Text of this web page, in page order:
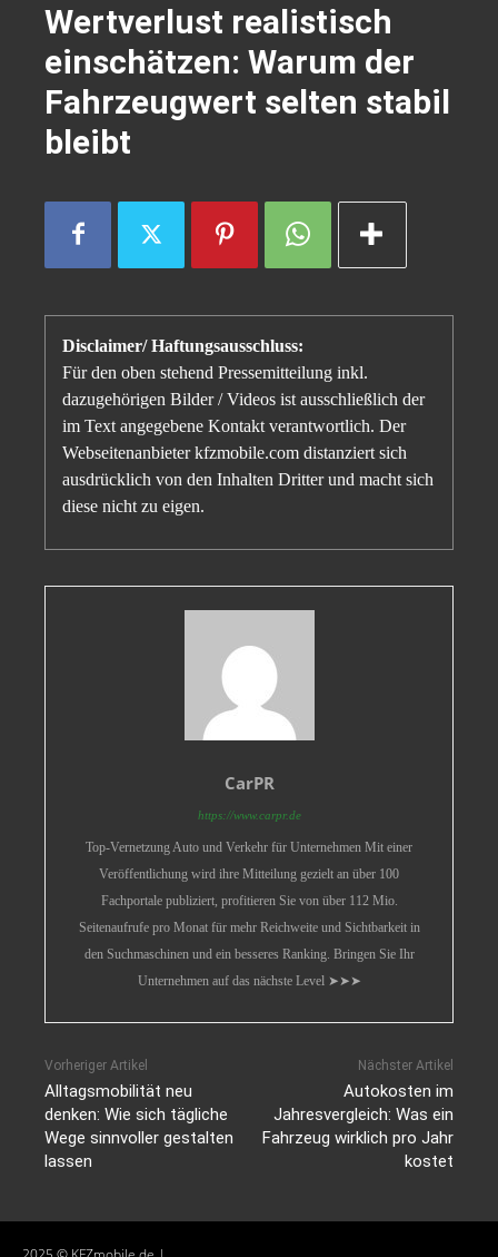
Wertverlust realistisch
einschätzen: Warum der
Fahrzeugwert selten stabil
bleibt
Disclaimer/ Haftungsausschluss:
Für den oben stehend Pressemitteilung inkl.
dazugehörigen Bilder / Videos ist ausschließlich der
im Text angegebene Kontakt verantwortlich. Der
Webseitenanbieter kfzmobile.com distanziert sich
ausdrücklich von den Inhalten Dritter und macht sich
diese nicht zu eigen.
CarPR
https://www.carpr.de
Top-Vernetzung Auto und Verkehr für Unternehmen Mit einer
Veröffentlichung wird ihre Mitteilung gezielt an über 100
Fachportale publiziert, profitieren Sie von über 112 Mio.
Seitenaufrufe pro Monat für mehr Reichweite und Sichtbarkeit in
den Suchmaschinen und ein besseres Ranking. Bringen Sie Ihr
Unternehmen auf das nächste Level ➤➤➤
Vorheriger Artikel
Alltagsmobilität neu
denken: Wie sich tägliche
Wege sinnvoller gestalten
lassen
Nächster Artikel
Autokosten im
Jahresvergleich: Was ein
Fahrzeug wirklich pro Jahr
kostet